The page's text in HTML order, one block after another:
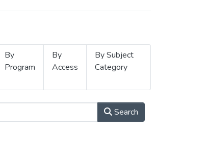
By
Program
By
Access
By Subject
Category
Search